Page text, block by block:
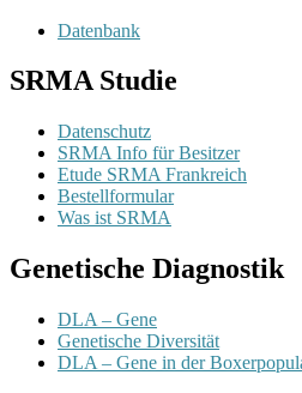
Datenbank
SRMA Studie
Datenschutz
SRMA Info für Besitzer
Etude SRMA Frankreich
Bestellformular
Was ist SRMA
Genetische Diagnostik
DLA – Gene
Genetische Diversität
DLA – Gene in der